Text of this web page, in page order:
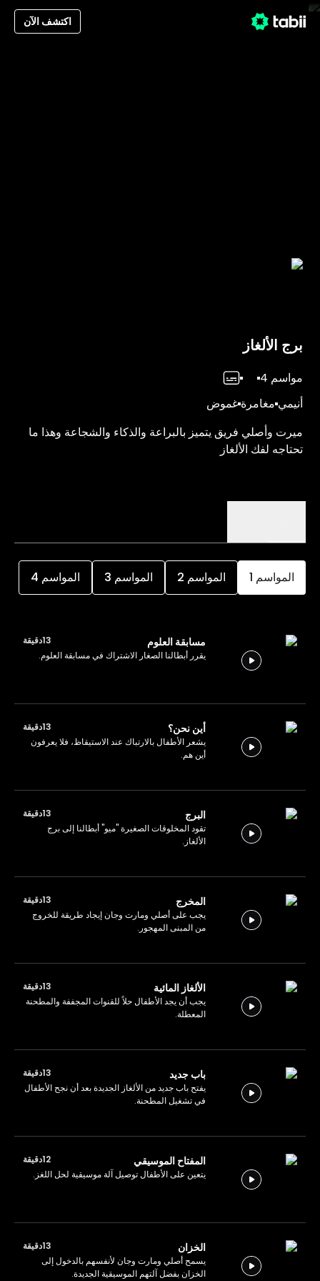
اكتشف الآن
برج الألغاز
مواسم 4
أنيمي مغامرة غموض
ميرت وأصلي فريق يتميز بالبراعة والذكاء والشجاعة وهذا ما
تحتاجه لفك الألغاز
المواسم 1 المواسم 2 المواسم 3 المواسم 4
مسابقة العلوم
13دقيقة
يقرر أبطالنا الصغار الاشتراك في مسابقة العلوم.
أين نحن؟
13دقيقة
يشعر الأطفال بالارتباك عند الاستيقاظ، فلا يعرفون
أين هم.
البرج
13دقيقة
تقود المخلوقات الصغيرة "ميو" أبطالنا إلى برج
الألغاز.
المخرج
13دقيقة
يجب على أصلي ومارت وجان إيجاد طريقة للخروج
من المبنى المهجور.
الألغاز المائية
13دقيقة
يجب أن يجد الأطفال حلاً للقنوات المجففة والمطحنة
المعطلة.
باب جديد
13دقيقة
يفتح باب جديد من الألغاز الجديدة بعد أن نجح الأطفال
في تشغيل المطحنة.
المفتاح الموسيقي
12دقيقة
يتعين على الأطفال توصيل آلة موسيقية لحل اللغز.
الخزان
13دقيقة
يسمح أصلي ومارت وجان لأنفسهم بالدخول إلى
الخزان بفضل آلتهم الموسيقية الجديدة.